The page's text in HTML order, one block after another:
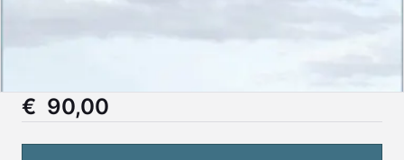
€ 90,00